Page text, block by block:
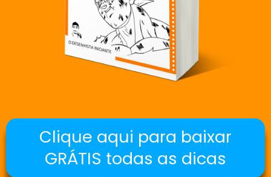
Clique aqui para baixar
GRÁTIS todas as dicas